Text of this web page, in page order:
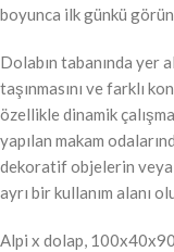
boyunca ilk günkü
Dolabın tabanında yer
taşınmasını ve farklı
özellikle dinamik
yapılan makam
dekoratif objelerin veya
ayrı bir kullanım alanı
Alpi x dolap,